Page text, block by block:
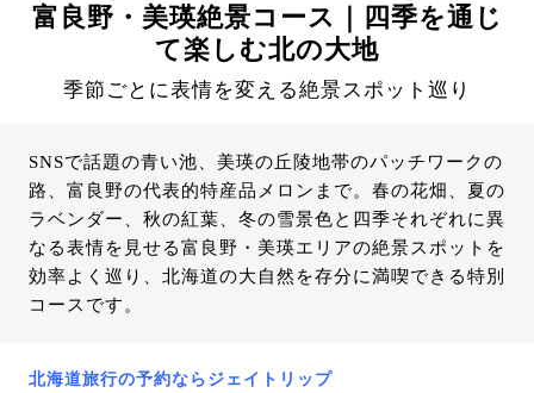
富良野・美瑛絶景コース｜四季を通じ
て楽しむ北の大地
季節ごとに表情を変える絶景スポット巡り
SNSで話題の青い池、美瑛の丘陵地帯のパッチワークの
路、富良野の代表的特産品メロンまで。春の花畑、夏の
ラベンダー、秋の紅葉、冬の雪景色と四季それぞれに異
なる表情を見せる富良野・美瑛エリアの絶景スポットを
効率よく巡り、北海道の大自然を存分に満喫できる特別
コースです。
北海道旅行の予約ならジェイトリップ